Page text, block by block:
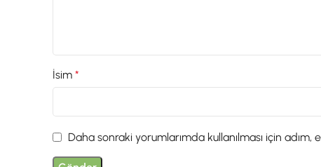
İsim*
Daha sonraki yorumlarımda kullanılması için